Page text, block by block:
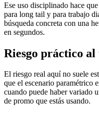
Ese uso disciplinado hace
para long tail y para trabajo
búsqueda concreta con una
en segundos.
Riesgo práctico
El riesgo real aquí no suele
que el escenario paramétrico
cuando puede haber variado
de promo que estás usando.